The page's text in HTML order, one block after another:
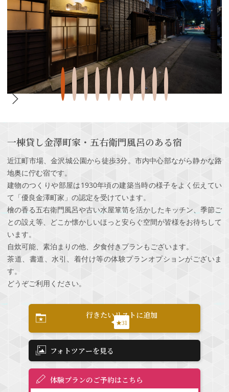
一棟貸し金澤町家・五右衛門風呂のある宿
近江町市場、金沢城公園から徒歩3分。市内中心部ながら静かな路
地奥に佇む宿です。
建物のつくりや部屋は1930年頃の建築当時の様子をよく伝えてい
て「優良金澤町家」の認定を受けています。
檜の香る五右衛門風呂や古い水屋箪笥を活かしたキッチン、季節ご
との設え等、どこか懐かしいほっと安らぐ空間が皆様をお待ちして
います。
自炊可能、素泊まりの他、夕食付きプランもございます。
茶道、書道、水引、着付け等の体験プランオプションがございま
す。
どうぞご利用ください。
行きたいリストに追加
★31
フォトツアーを見る
体験プランのご予約はこちら